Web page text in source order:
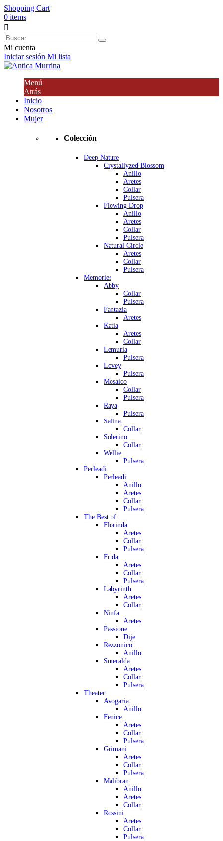
Shopping Cart
0 items

Mi cuenta
Iniciar sesión Mi lista
Menú
Atrás
Inicio
Nosotros
Mujer
Colección
Deep Nature
Crystallyzed Blossom
Anillo
Aretes
Collar
Pulsera
Flowing Drop
Anillo
Aretes
Collar
Pulsera
Natural Circle
Aretes
Collar
Pulsera
Memories
Abby
Collar
Pulsera
Fantazia
Aretes
Katia
Aretes
Collar
Lemuria
Pulsera
Lovey
Pulsera
Mosaico
Collar
Pulsera
Raya
Pulsera
Salina
Collar
Solerino
Collar
Wellie
Pulsera
Perleadi
Perleadi
Anillo
Aretes
Collar
Pulsera
The Best of
Florinda
Aretes
Collar
Pulsera
Frida
Aretes
Collar
Pulsera
Labyrinth
Aretes
Collar
Ninfa
Aretes
Passione
Dije
Rezzonico
Anillo
Smeralda
Aretes
Collar
Pulsera
Theater
Avogaria
Anillo
Fenice
Aretes
Collar
Pulsera
Grimani
Aretes
Collar
Pulsera
Malibran
Anillo
Aretes
Collar
Rossini
Aretes
Collar
Pulsera